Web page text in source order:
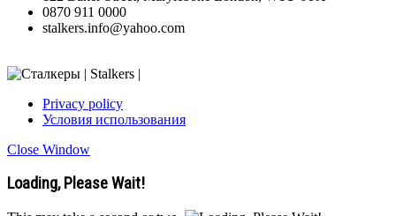
0870 911 0000
stalkers.info@yahoo.com
Privacy policy
Условия использования
Close Window
Loading, Please Wait!